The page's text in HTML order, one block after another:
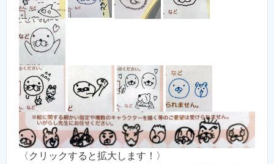
〈クリックすると拡大します！〉